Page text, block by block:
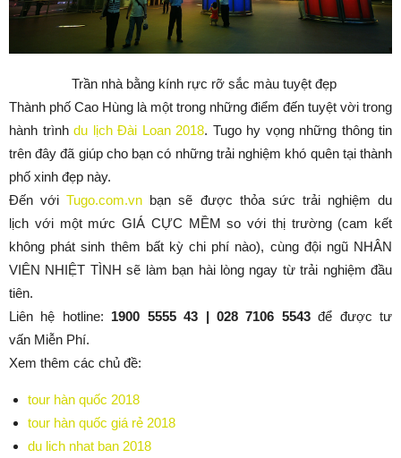
Trần nhà bằng kính rực rỡ sắc màu tuyệt đẹp
Thành phố Cao Hùng là một trong những điểm đến tuyệt vời trong
hành trình du lịch Đài Loan 2018. Tugo hy vọng những thông tin
trên đây đã giúp cho bạn có những trải nghiệm khó quên tại thành
phố xinh đẹp này.
Đến vớiTugo.com.vn bạn sẽ được thỏa sức trải nghiệm du
lịch với một mức GIÁ CỰC MỀM so với thị trường (cam kết
không phát sinh thêm bất kỳ chi phí nào), cùng đội ngũ NHÂN
VIÊN NHIỆT TÌNH sẽ làm bạn hài lòng ngay từ trải nghiệm đầu
tiên.
Liên hệ hotline: 1900 5555 43 | 028 7106 5543để được tư
vấn Miễn Phí.
Xem thêm các chủ đề:
tour hàn quốc 2018
tour hàn quốc giá rẻ 2018
du lich nhat ban 2018